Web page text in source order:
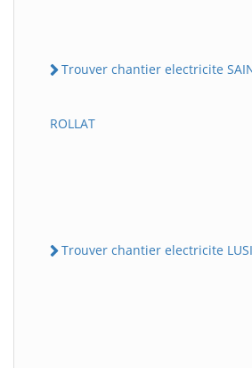
Trouver chantier electricite
ROLLAT
Trouver chantier electricite